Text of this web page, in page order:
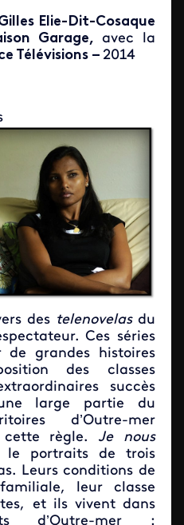
Elie-Dit-Cosaque
Garage, avec la
Télévisions – 2014
des telenovelasdu
Ces séries
de grandes histoires
des classes
succès
large partie du
d’Outre-mer
cette règle.Je nous
le portraits de trois
Leurs conditions de
leur classe
et ils vivent dans
d’Outre-mer :